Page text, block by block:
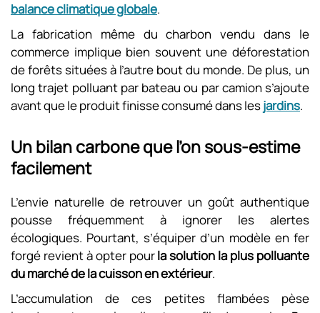
balance climatique globale.
La fabrication même du charbon vendu dans le
commerce implique bien souvent une déforestation
de forêts situées à l’autre bout du monde. De plus, un
long trajet polluant par bateau ou par camion s’ajoute
avant que le produit finisse consumé dans lesjardins.
Un bilan carbone que l’on sous-estime
facilement
L’envie naturelle de retrouver un goût authentique
pousse fréquemment à ignorer les alertes
écologiques. Pourtant, s’équiper d’un modèle en fer
forgé revient à opter pourla solution la plus polluante
du marché de la cuisson en extérieur.
L’accumulation de ces petites flambées pèse